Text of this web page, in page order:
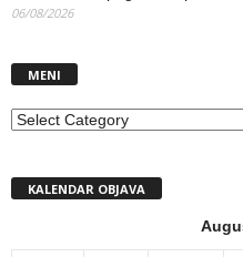
06/08/2026
MENI
MENI
KALENDAR OBJAVA